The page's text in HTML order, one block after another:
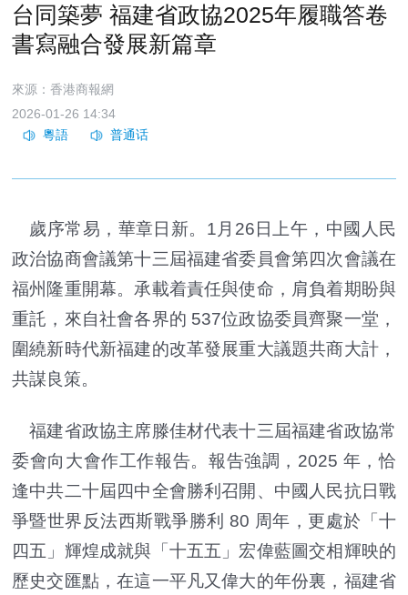
台同築夢 福建省政協2025年履職答卷
書寫融合發展新篇章
來源：香港商報網
2026-01-26 14:34
歲序常易，華章日新。1月26日上午，中國人民
政治協商會議第十三屆福建省委員會第四次會議在
福州隆重開幕。承載着責任與使命，肩負着期盼與
重託，來自社會各界的 537位政協委員齊聚一堂，
圍繞新時代新福建的改革發展重大議題共商大計，
共謀良策。
福建省政協主席滕佳材代表十三屆福建省政協常
委會向大會作工作報告。報告強調，2025 年，恰
逢中共二十屆四中全會勝利召開、中國人民抗日戰
爭暨世界反法西斯戰爭勝利 80 周年，更處於「十
四五」輝煌成就與「十五五」宏偉藍圖交相輝映的
歷史交匯點，在這一平凡又偉大的年份裏，福建省